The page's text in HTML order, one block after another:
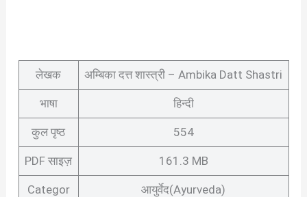
लेखक अम्बिका दत्त शास्त्री – Ambika Datt Shastri
भाषा हिन्दी
कुल पृष्ठ 554
PDF साइज़ 161.3 MB
Categor आयुर्वेद(Ayurveda)